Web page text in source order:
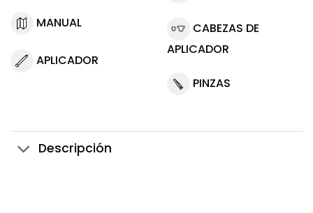
MANUAL
APLICADOR
CABEZAS DE
APLICADOR
PINZAS
Descripción